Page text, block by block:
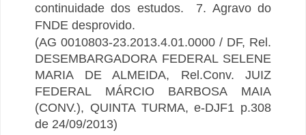
continuidade dos estudos.
7. Agravo do
FNDE desprovido.
(AG 0010803-23.2013.4.01.0000 / DF, Rel.
DESEMBARGADORA FEDERAL SELENE
MARIA DE ALMEIDA, Rel.Conv. JUIZ
FEDERAL MÁRCIO BARBOSA MAIA
(CONV.), QUINTA TURMA, e-DJF1 p.308
de 24/09/2013)